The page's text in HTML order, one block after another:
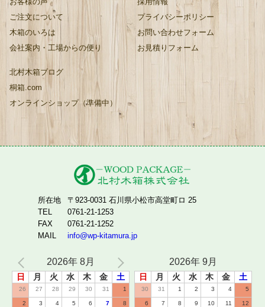
ご注文について
木箱のいろは
会社案内・工場からの便り
プライバシーポリシー
お問い合わせフォーム
お見積りフォーム
北村木箱ブログ
桐箱.com
オンラインショップ（準備中）
所在地
〒923-0031 石川県小松市高堂町ロ 25
TEL
0761-21-1253
FAX
0761-21-1252
MAIL
info@wp-kitamura.jp
2026年 8月
日 月 火 水 木 金 土
26 27 28 29 30 31 1
2 3 4 5 6 7 8
2026年 9月
日 月 火 水 木 金 土
30 31 1 2 3 4 5
6 7 8 9 10 11 12